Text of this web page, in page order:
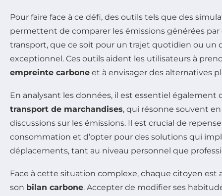
Pour faire face à ce défi, des outils tels que des
permettent de comparer les émissions générées
transport, que ce soit pour un trajet quotidien ou un
exceptionnel. Ces outils aident les utilisateurs à
empreinte carbone et à envisager des alternatives
En analysant les données, il est essentiel
transport de marchandises, qui résonne souvent
discussions sur les émissions. Il est crucial de
consommation et d’opter pour des solutions qui
déplacements, tant au niveau personnel que
Face à cette situation complexe, chaque citoyen est
son bilan carbone. Accepter de modifier ses